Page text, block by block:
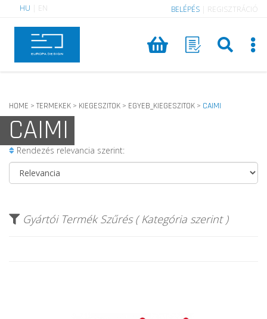
HU EN BELÉPÉS REGISZTRÁCIÓ
HOME > TERMEKEK > KIEGESZITOK > EGYEB_KIEGESZITOK > CAIMI
CAIMI
Rendezés relevancia szerint:
Gyártói Termék Szűrés ( Kategória szerint )